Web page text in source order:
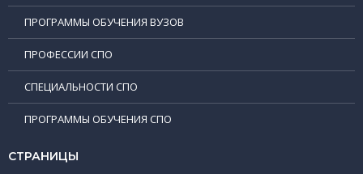
ПРОГРАММЫ ОБУЧЕНИЯ ВУЗОВ
ПРОФЕССИИ СПО
СПЕЦИАЛЬНОСТИ СПО
ПРОГРАММЫ ОБУЧЕНИЯ СПО
СТРАНИЦЫ